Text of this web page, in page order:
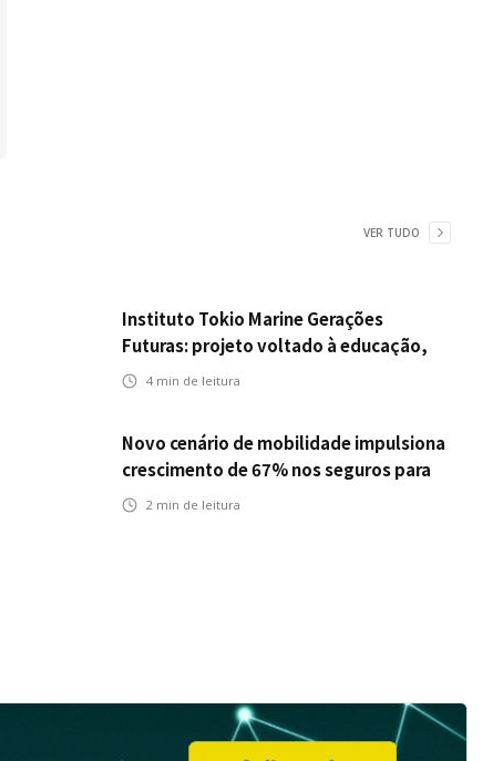
VER TUDO
Instituto Tokio Marine Gerações
Futuras: projeto voltado à educação,
leitura e empregabilidade
4 min de leitura
Novo cenário de mobilidade impulsiona
crescimento de 67% nos seguros para
veículos elétricos da Bradesco Seguros
2 min de leitura